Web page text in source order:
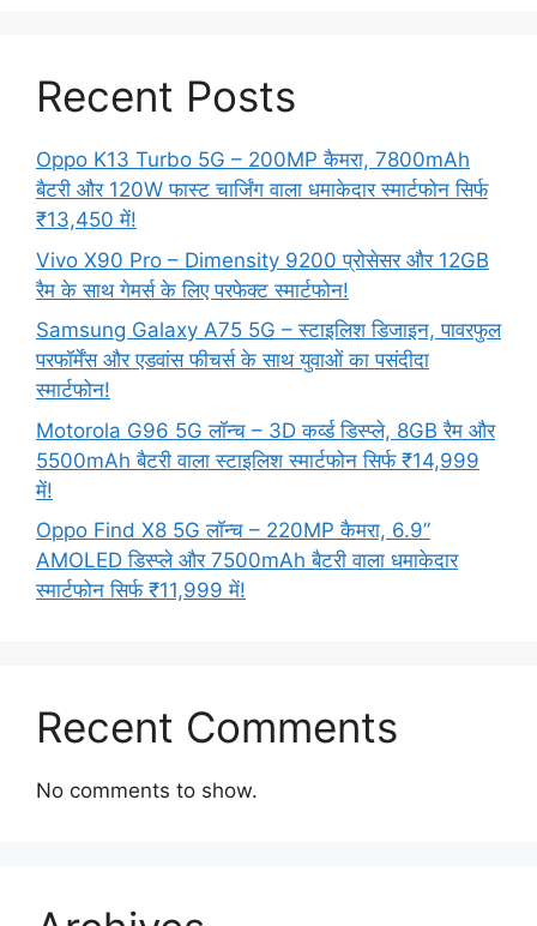
Recent Posts
Oppo K13 Turbo 5G – 200MP कैमरा, 7800mAh
बैटरी और 120W फास्ट चार्जिंग वाला धमाकेदार स्मार्टफोन सिर्फ
₹13,450 में!
Vivo X90 Pro – Dimensity 9200 प्रोसेसर और 12GB
रैम के साथ गेमर्स के लिए परफेक्ट स्मार्टफोन!
Samsung Galaxy A75 5G – स्टाइलिश डिजाइन, पावरफुल
परफॉर्मेंस और एडवांस फीचर्स के साथ युवाओं का पसंदीदा
स्मार्टफोन!
Motorola G96 5G लॉन्च – 3D कर्व्ड डिस्प्ले, 8GB रैम और
5500mAh बैटरी वाला स्टाइलिश स्मार्टफोन सिर्फ ₹14,999
में!
Oppo Find X8 5G लॉन्च – 220MP कैमरा, 6.9”
AMOLED डिस्प्ले और 7500mAh बैटरी वाला धमाकेदार
स्मार्टफोन सिर्फ ₹11,999 में!
Recent Comments
No comments to show.